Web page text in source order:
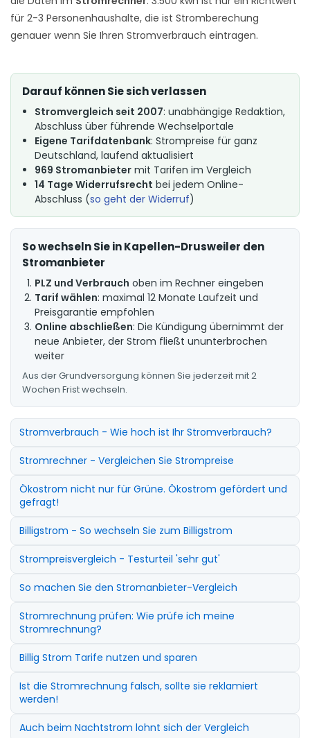
für 2-3 Personenhaushalte, die ist Stromberechung
genauer wenn Sie Ihren Stromverbrauch eintragen.
Darauf können Sie sich verlassen
Stromvergleich seit 2007: unabhängige Redaktion,
Abschluss über führende Wechselportale
Eigene Tarifdatenbank: Strompreise für ganz
Deutschland, laufend aktualisiert
969 Stromanbieter mit Tarifen im Vergleich
14 Tage Widerrufsrecht bei jedem Online-
Abschluss (so geht der Widerruf)
So wechseln Sie in Kapellen-Drusweiler den
Stromanbieter
PLZ und Verbrauch oben im Rechner eingeben
Tarif wählen: maximal 12 Monate Laufzeit und
Preisgarantie empfohlen
Online abschließen: Die Kündigung übernimmt der
neue Anbieter, der Strom fließt ununterbrochen
weiter
Aus der Grundversorgung können Sie jederzeit mit 2
Wochen Frist wechseln.
Stromverbrauch - Wie hoch ist Ihr Stromverbrauch?
Stromrechner - Vergleichen Sie Strompreise
Ökostrom nicht nur für Grüne. Ökostrom gefördert und
gefragt!
Billigstrom - So wechseln Sie zum Billigstrom
Strompreisvergleich - Testurteil 'sehr gut'
So machen Sie den Stromanbieter-Vergleich
Stromrechnung prüfen: Wie prüfe ich meine
Stromrechnung?
Billig Strom Tarife nutzen und sparen
Ist die Stromrechnung falsch, sollte sie reklamiert
werden!
Auch beim Nachtstrom lohnt sich der Vergleich